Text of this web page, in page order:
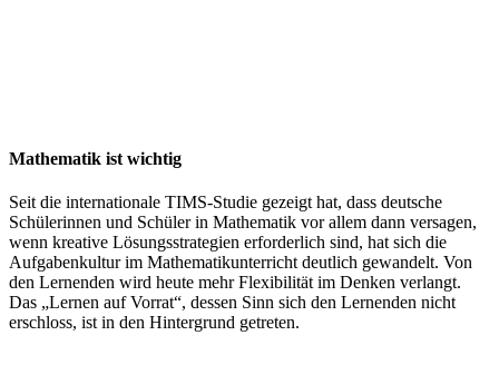
Mathematik ist wichtig
Seit die internationale TIMS-Studie gezeigt hat, dass deutsche
Schülerinnen und Schüler in Mathematik vor allem dann versagen,
wenn kreative Lösungsstrategien erforderlich sind, hat sich die
Aufgabenkultur im Mathematikunterricht deutlich gewandelt. Von
den Lernenden wird heute mehr Flexibilität im Denken verlangt.
Das „Lernen auf Vorrat“, dessen Sinn sich den Lernenden nicht
erschloss, ist in den Hintergrund getreten.